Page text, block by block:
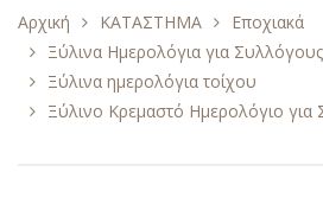
Αρχική ΚΑΤΑΣΤΗΜΑ
Εποχιακά
Ξύλινα Ημερολόγια για
Ξύλινα ημερολόγια τοίχου
Ξύλινο Κρεμαστό Ημερολόγιο για